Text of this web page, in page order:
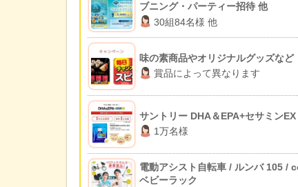
ブニング・パーティー招待 他
30組84名様 他
味の素商品やオリジナルグッズなど
賞品によって異なります
サントリー DHA＆EPA+セサミンEX
1万名様
電動アシスト自転車 / ルンバ 105 /
ベビーラック